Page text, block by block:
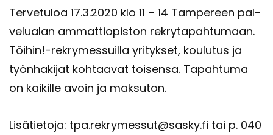
Ter­ve­tu­loa 17.3.2020 klo 11 – 14 Tam­pe­reen pal­
ve­lua­lan am­mat­tio­pis­ton rek­ry­ta­pah­tu­maan.
Töi­hin!-​rekrymessuilla yri­tyk­set, kou­lu­tus ja
työn­ha­ki­jat koh­taa­vat toi­sen­sa. Ta­pah­tu­ma
on kai­kil­le avoin ja mak­su­ton.
Li­sä­tie­to­ja: tpa.rek­ry­mes­sut@sasky.fi tai p. 040